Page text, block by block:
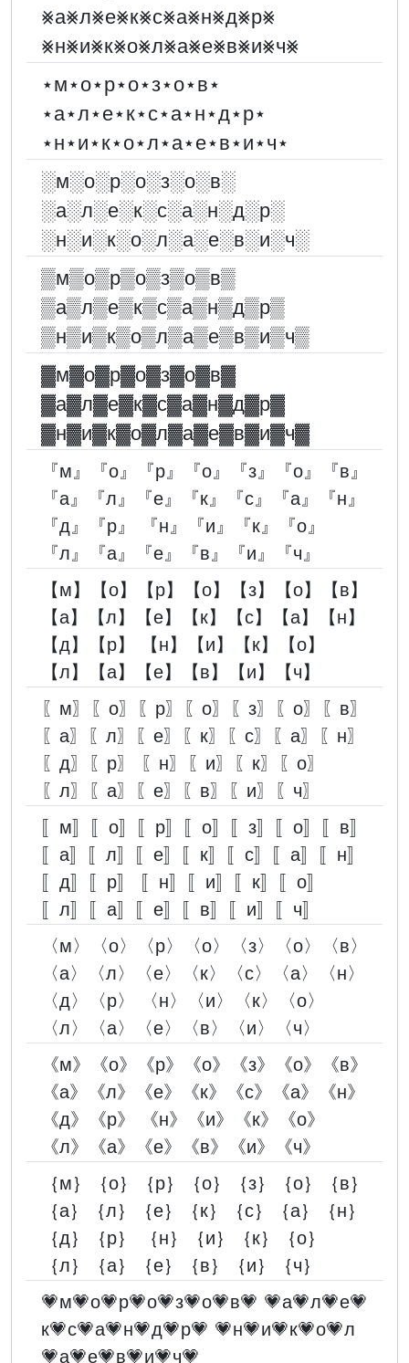
⨳а⨳л⨳е⨳к⨳с⨳а⨳н⨳д⨳р⨳
⨳н⨳и⨳к⨳о⨳л⨳а⨳е⨳в⨳и⨳ч⨳
⋆м⋆о⋆р⋆о⋆з⋆о⋆в⋆
⋆а⋆л⋆е⋆к⋆с⋆а⋆н⋆д⋆р⋆
⋆н⋆и⋆к⋆о⋆л⋆а⋆е⋆в⋆и⋆ч⋆
░︎м░︎о░︎р░︎о░︎з░︎о░︎в░︎
░︎а░︎л░︎е░︎к░︎с░︎а░︎н░︎д░︎р░︎
░︎н░︎и░︎к░︎о░︎л░︎а░︎е░︎в░︎и░︎ч░︎
▒м▒о▒р▒о▒з▒о▒в▒
▒а▒л▒е▒к▒с▒а▒н▒д▒р▒
▒н▒и▒к▒о▒л▒а▒е▒в▒и▒ч▒
▓︎м▓︎о▓︎р▓︎о▓︎з▓︎о▓︎в▓︎
▓︎а▓︎л▓︎е▓︎к▓︎с▓︎а▓︎н▓︎д▓︎р▓︎
▓︎н▓︎и▓︎к▓︎о▓︎л▓︎а▓︎е▓︎в▓︎и▓︎ч▓︎
『м』『о』『р』『о』『з』『о』『в』
『а』『л』『е』『к』『с』『а』『н』
『д』『р』 『н』『и』『к』『о』
『л』『а』『е』『в』『и』『ч』
【м】【о】【р】【о】【з】【о】【в】
【а】【л】【е】【к】【с】【а】【н】
【д】【р】 【н】【и】【к】【о】
【л】【а】【е】【в】【и】【ч】
〖м〗〖о〗〖р〗〖о〗〖з〗〖о〗〖в〗
〖а〗〖л〗〖е〗〖к〗〖с〗〖а〗〖н〗
〖д〗〖р〗 〖н〗〖и〗〖к〗〖о〗
〖л〗〖а〗〖е〗〖в〗〖и〗〖ч〗
〚м〛〚о〛〚р〛〚о〛〚з〛〚о〛〚в〛
〚а〛〚л〛〚е〛〚к〛〚с〛〚а〛〚н〛
〚д〛〚р〛 〚н〛〚и〛〚к〛〚о〛
〚л〛〚а〛〚е〛〚в〛〚и〛〚ч〛
〈м〉〈о〉〈р〉〈о〉〈з〉〈о〉〈в〉
〈а〉〈л〉〈е〉〈к〉〈с〉〈а〉〈н〉
〈д〉〈р〉 〈н〉〈и〉〈к〉〈о〉
〈л〉〈а〉〈е〉〈в〉〈и〉〈ч〉
《м》《о》《р》《о》《з》《о》《в》
《а》《л》《е》《к》《с》《а》《н》
《д》《р》 《н》《и》《к》《о》
《л》《а》《е》《в》《и》《ч》
｛м｝｛о｝｛р｝｛о｝｛з｝｛о｝｛в｝
｛а｝｛л｝｛е｝｛к｝｛с｝｛а｝｛н｝
｛д｝｛р｝ ｛н｝｛и｝｛к｝｛о｝
｛л｝｛а｝｛е｝｛в｝｛и｝｛ч｝
💗м💗о💗р💗о💗з💗о💗в💗 💗а💗л💗е💗
к💗с💗а💗н💗д💗р💗 💗н💗и💗к💗о💗л
💗а💗е💗в💗и💗ч💗